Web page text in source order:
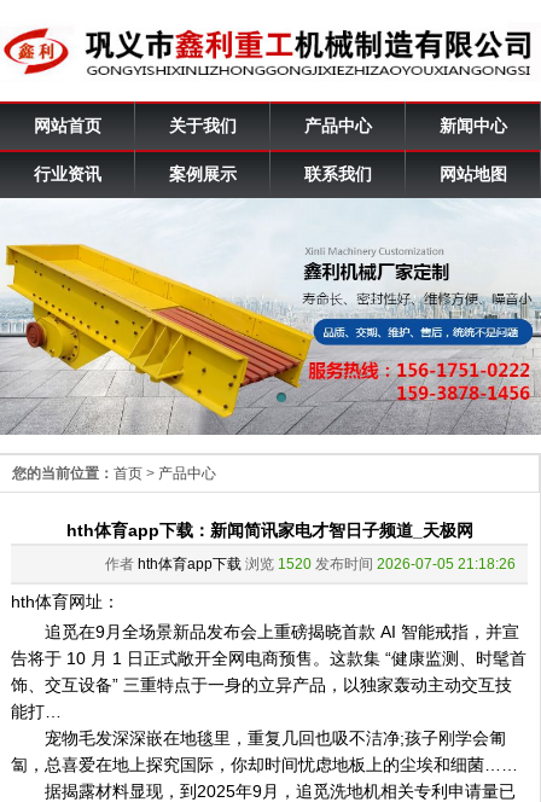
网站首页 关于我们 产品中心 新闻中心
行业资讯 案例展示 联系我们 网站地图
您的当前位置： 首页 > 产品中心
hth体育app下载：新闻简讯家电才智日子频道_天极网
作者 hth体育app下载 浏览 1520 发布时间 2026-07-05 21:18:26
hth体育网址：
追觅在9月全场景新品发布会上重磅揭晓首款 AI 智能戒指，并宣
告将于 10 月 1 日正式敞开全网电商预售。这款集 “健康监测、时髦首
饰、交互设备” 三重特点于一身的立异产品，以独家轰动主动交互技
能打…
宠物毛发深深嵌在地毯里，重复几回也吸不洁净;孩子刚学会匍
匐，总喜爱在地上探究国际，你却时间忧虑地板上的尘埃和细菌……
据揭露材料显现，到2025年9月，追觅洗地机相关专利申请量已